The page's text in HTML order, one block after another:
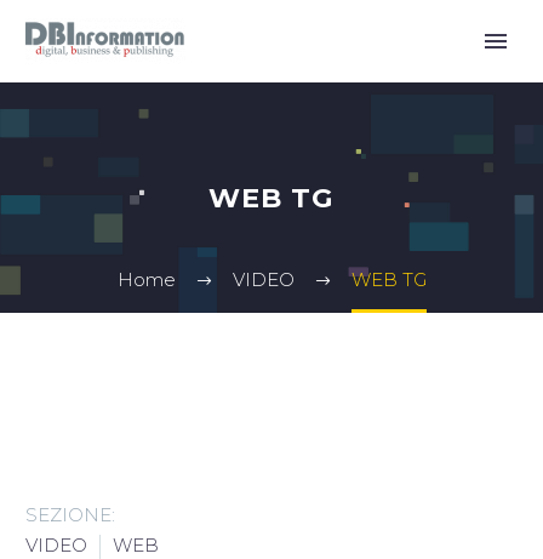
WEB TG
Home VIDEO WEB TG
SEZIONE:
VIDEO
WEB